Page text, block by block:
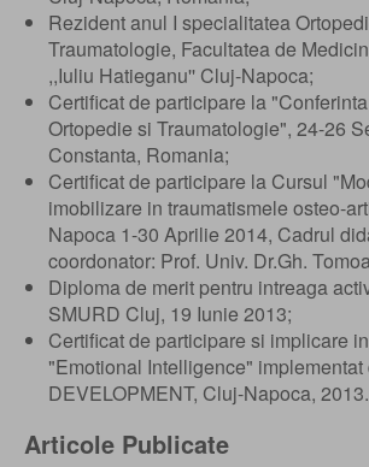
Rezident anul I specialitatea
Traumatologie, Facultatea de
,,Iuliu Hatieganu'' Cluj-Napoca;
Certificat de participare la
Ortopedie si Traumatologie", 24-26
Constanta, Romania;
Certificat de participare la Cursul
imobilizare in traumatismele osteo-
Napoca 1-30 Aprilie 2014, Cadrul
coordonator: Prof. Univ. Dr.Gh.
Diploma de merit pentru intreaga
SMURD Cluj, 19 Iunie 2013;
Certificat de participare si implicare
"Emotional Intelligence"
DEVELOPMENT, Cluj-Napoca, 2013.
Articole Publicate